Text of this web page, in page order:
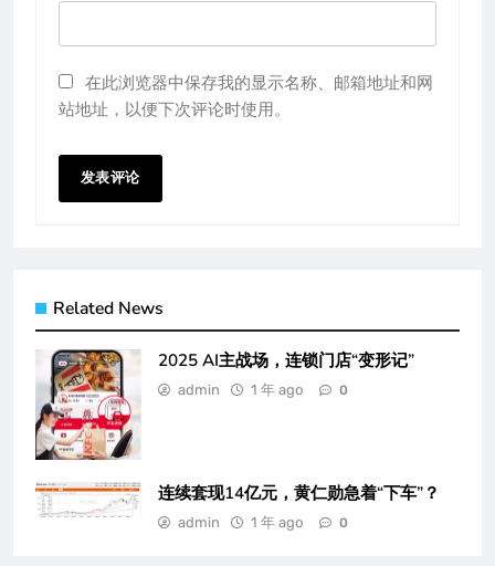
在此浏览器中保存我的显示名称、邮箱地址和网
站地址，以便下次评论时使用。
Related News
2025 AI主战场，连锁门店“变形记”
admin 1 年 ago 0
连续套现14亿元，黄仁勋急着“下车”？
admin 1 年 ago 0